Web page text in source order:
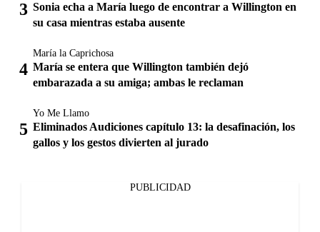
Sonia echa a María luego de encontrar a Willington en
su casa mientras estaba ausente
María la Caprichosa
María se entera que Willington también dejó
embarazada a su amiga; ambas le reclaman
Yo Me Llamo
Eliminados Audiciones capítulo 13: la desafinación, los
gallos y los gestos divierten al jurado
PUBLICIDAD